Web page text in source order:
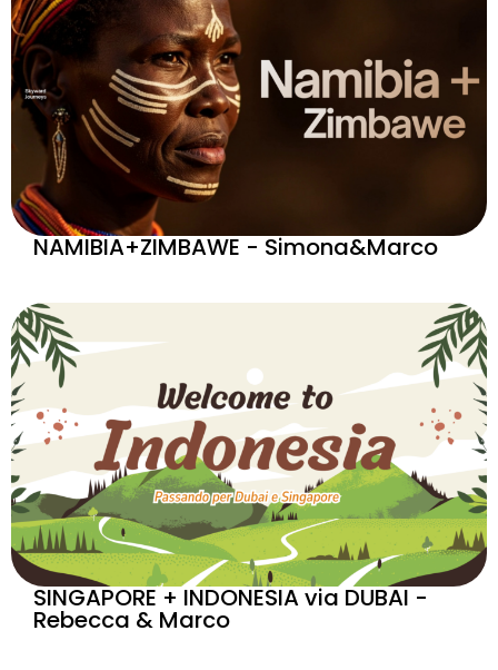
NAMIBIA+ZIMBAWE - Simona&Marco
SINGAPORE + INDONESIA via DUBAI -
Rebecca & Marco